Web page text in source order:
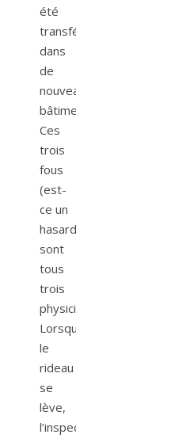
été
transférés
dans
de
nouveaux
bâtiments.
Ces
trois
fous
(est-
ce un
hasard?)
sont
tous
trois
physiciens.
Lorsque
le
rideau
se
lève,
l’inspecteur